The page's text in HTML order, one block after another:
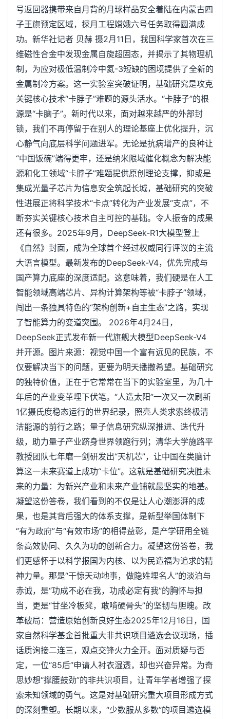
号返回器携带来自月背的月球样品安全着陆在内蒙古四
子王旗预定区域，探月工程嫦娥六号任务取得圆满成
功。新华社记者 贝赫 摄2月11日，我国科学家首次在三
维磁性合金中发现金属自旋超固态，并揭示了其物理机
制，为应对极低温制冷中氦-3短缺的困境提供了全新的
金属制冷方案。这一实验室突破证明，基础研究是攻克
关键核心技术“卡脖子”难题的源头活水。“卡脖子”的根
源是“卡脑子”。新时代以来，面对越来越严的外部封
锁，我们不再停留于在别人的理论基座上优化提升，沉
心静气向底层科学问题进军。无论是抗病增产的良种让
“中国饭碗”端得更牢，还是纳米限域催化概念为解决能
源和化工领域“卡脖子”难题提供原创理论支撑，抑或是
集成光量子芯片为信息安全筑起长城，基础研究的突破
性进展正将科学技术“卡点”转化为产业发展“支点”，不
断夯实关键核心技术自主可控的基础。令人振奋的成果
还有很多。2025年9月，DeepSeek-R1大模型登上
《自然》封面，成为全球首个经过权威同行评议的主流
大语言模型。最新发布的DeepSeek-V4，优先完成与
国产算力底座的深度适配。这意味着，我们硬是在人工
智能领域高端芯片、异构计算架构等被“卡脖子”领域，
闯出一条独具特色的“架构创新+自主生态”之路，实现
了智能算力的变道突围。 2026年4月24日，
DeepSeek正式发布新一代旗舰大模型DeepSeek-V4
并开源。图片来源：视觉中国一个富有远见的民族，不
仅要解决当下的问题，更要为明天播撒希望。基础研究
的独特价值，正在于它常常在当下的实验室里，为几十
年后的产业变革埋下伏笔。“人造太阳”一次又一次刷新
1亿摄氏度稳态运行的世界纪录，照亮人类求索终极清
洁能源的前行之路；量子信息研究纵深推进、迭代升
级，助力量子产业跻身世界领跑行列；清华大学施路平
教授团队七年磨一剑研发出“天机芯”，让中国在类脑计
算这一未来赛道上成功“卡位”。这就是基础研究决胜未
来的力量：为新兴产业和未来产业铺就最坚实的地基。
凝望这份答卷，我们看到的不仅是让人心潮澎湃的成
果，也是其背后强大的体系支撑，是新型举国体制下
“有为政府”与“有效市场”的相得益彰，是产学研用全链
条高效协同、久久为功的创新合力。凝望这份答卷，我
们更感怀于以科学报国为内核、以为民造福为追求的精
神力量。那是“干惊天动地事，做隐姓埋名人”的淡泊与
赤诚，是“功成不必在我，功成必定有我”的胸怀与担
当，更是“甘坐冷板凳，敢啃硬骨头”的坚韧与胆魄。改
革破局：营造原始创新良好生态2025年12月16日，国
家自然科学基金首批重大非共识项目遴选会议现场，插
话质询接二连三，观点交锋火力全开。面对质疑与否
定，一位“85后”申请人衬衣湿透，却也兴奋异常。为奇
思妙想“撑腰鼓劲”的非共识项目，让青年学者增强了探
索未知领域的勇气。这是对基础研究重大项目形成方式
的深刻重塑。长期以来，“少数服从多数”的项目遴选模